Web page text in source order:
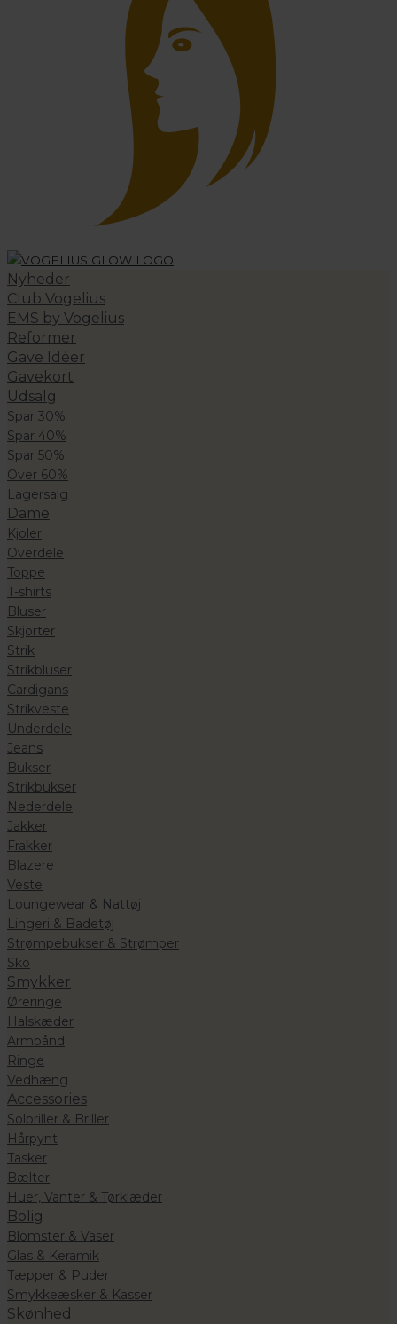
Nyheder
Club Vogelius
EMS by Vogelius
Reformer
Gave Idéer
Gavekort
Udsalg
Spar 30%
Spar 40%
Spar 50%
Over 60%
Lagersalg
Dame
Kjoler
Overdele
Toppe
T-shirts
Bluser
Skjorter
Strik
Strikbluser
Cardigans
Strikveste
Underdele
Jeans
Bukser
Strikbukser
Nederdele
Jakker
Frakker
Blazere
Veste
Loungewear & Nattøj
Lingeri & Badetøj
Strømpebukser & Strømper
Sko
Smykker
Øreringe
Halskæder
Armbånd
Ringe
Vedhæng
Accessories
Solbriller & Briller
Hårpynt
Tasker
Bælter
Huer, Vanter & Tørklæder
Bolig
Blomster & Vaser
Glas & Keramik
Tæpper & Puder
Smykkeæsker & Kasser
Skønhed